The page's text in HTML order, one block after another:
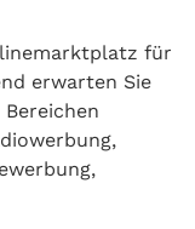
für
erwarten Sie